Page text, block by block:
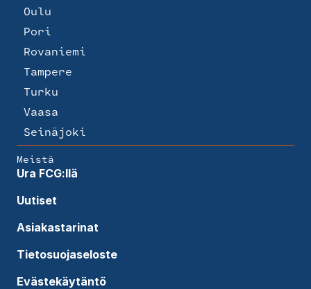
Oulu
Pori
Rovaniemi
Tampere
Turku
Vaasa
Seinäjoki
Meistä
Ura FCG:llä
Uutiset
Asiakastarinat
Tietosuojaseloste
Evästekäytäntö